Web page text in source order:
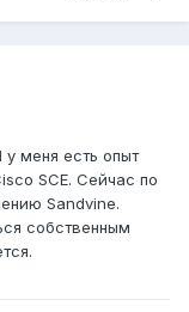
меня есть опыт
SCE. Сейчас по
Sandvine.
собственным